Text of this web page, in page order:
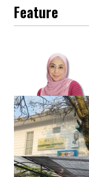
Feature